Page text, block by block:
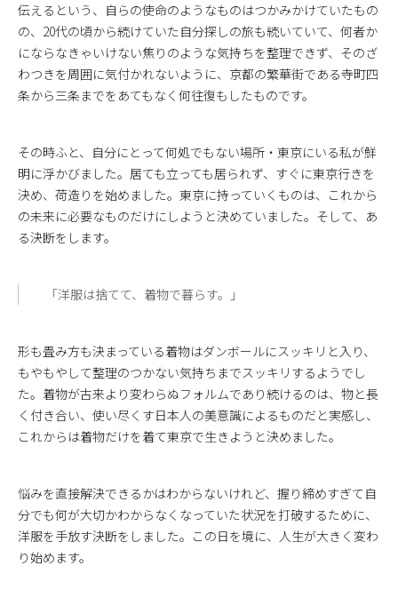
伝えるという、自らの使命のようなものはつかみかけていたもの
の、20代の頃から続けていた自分探しの旅も続いていて、何者か
にならなきゃいけない焦りのような気持ちを整理できず、そのざ
わつきを周囲に気付かれないように、京都の繁華街である寺町四
条から三条までをあてもなく何往復もしたものです。
その時ふと、自分にとって何処でもない場所・東京にいる私が鮮
明に浮かびました。居ても立っても居られず、すぐに東京行きを
決め、荷造りを始めました。東京に持っていくものは、これから
の未来に必要なものだけにしようと決めていました。そして、あ
る決断をします。
「洋服は捨てて、着物で暮らす。」
形も畳み方も決まっている着物はダンボールにスッキリと入り、
もやもやして整理のつかない気持ちまでスッキリするようでし
た。着物が古来より変わらぬフォルムであり続けるのは、物と長
く付き合い、使い尽くす日本人の美意識によるものだと実感し、
これからは着物だけを着て東京で生きようと決めました。
悩みを直接解決できるかはわからないけれど、握り締めすぎて自
分でも何が大切かわからなくなっていた状況を打破するために、
洋服を手放す決断をしました。この日を境に、人生が大きく変わ
り始めます。